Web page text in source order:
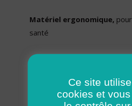
Matériel ergonomique,
santé
Actions sport et
Ce site
cookies et